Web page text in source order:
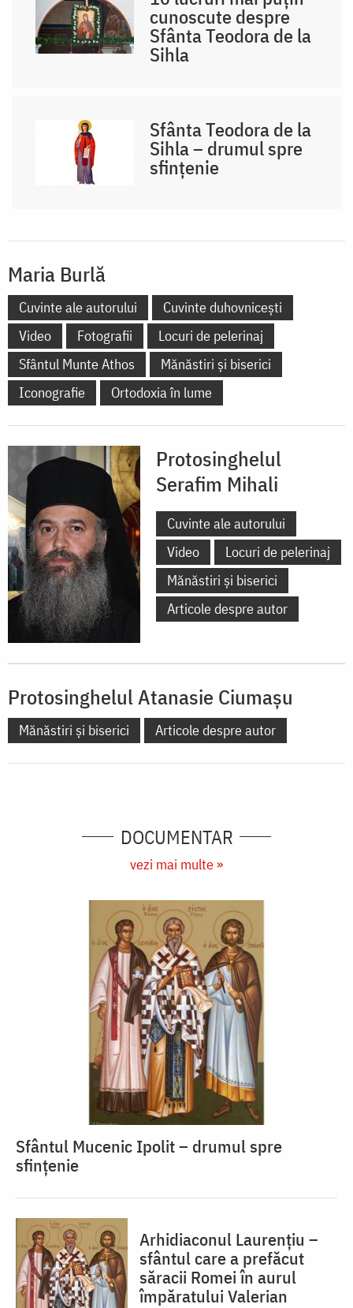
cunoscute despre
Sfânta Teodora de la
Sihla
Sfânta Teodora de la
Sihla – drumul spre
sfințenie
Maria Burlă
Cuvinte ale autorului
Cuvinte duhovnicești
Video
Fotografii
Locuri de pelerinaj
Sfântul Munte Athos
Mănăstiri și biserici
Iconografie
Ortodoxia în lume
Protosinghelul
Serafim Mihali
Cuvinte ale autorului
Video
Locuri de pelerinaj
Mănăstiri și biserici
Articole despre autor
Protosinghelul Atanasie Ciumașu
Mănăstiri și biserici Articole despre autor
DOCUMENTAR
vezi mai multe »
Sfântul Mucenic Ipolit – drumul spre
sfințenie
Arhidiaconul Laurențiu –
sfântul care a prefăcut
săracii Romei în aurul
împăratului Valerian